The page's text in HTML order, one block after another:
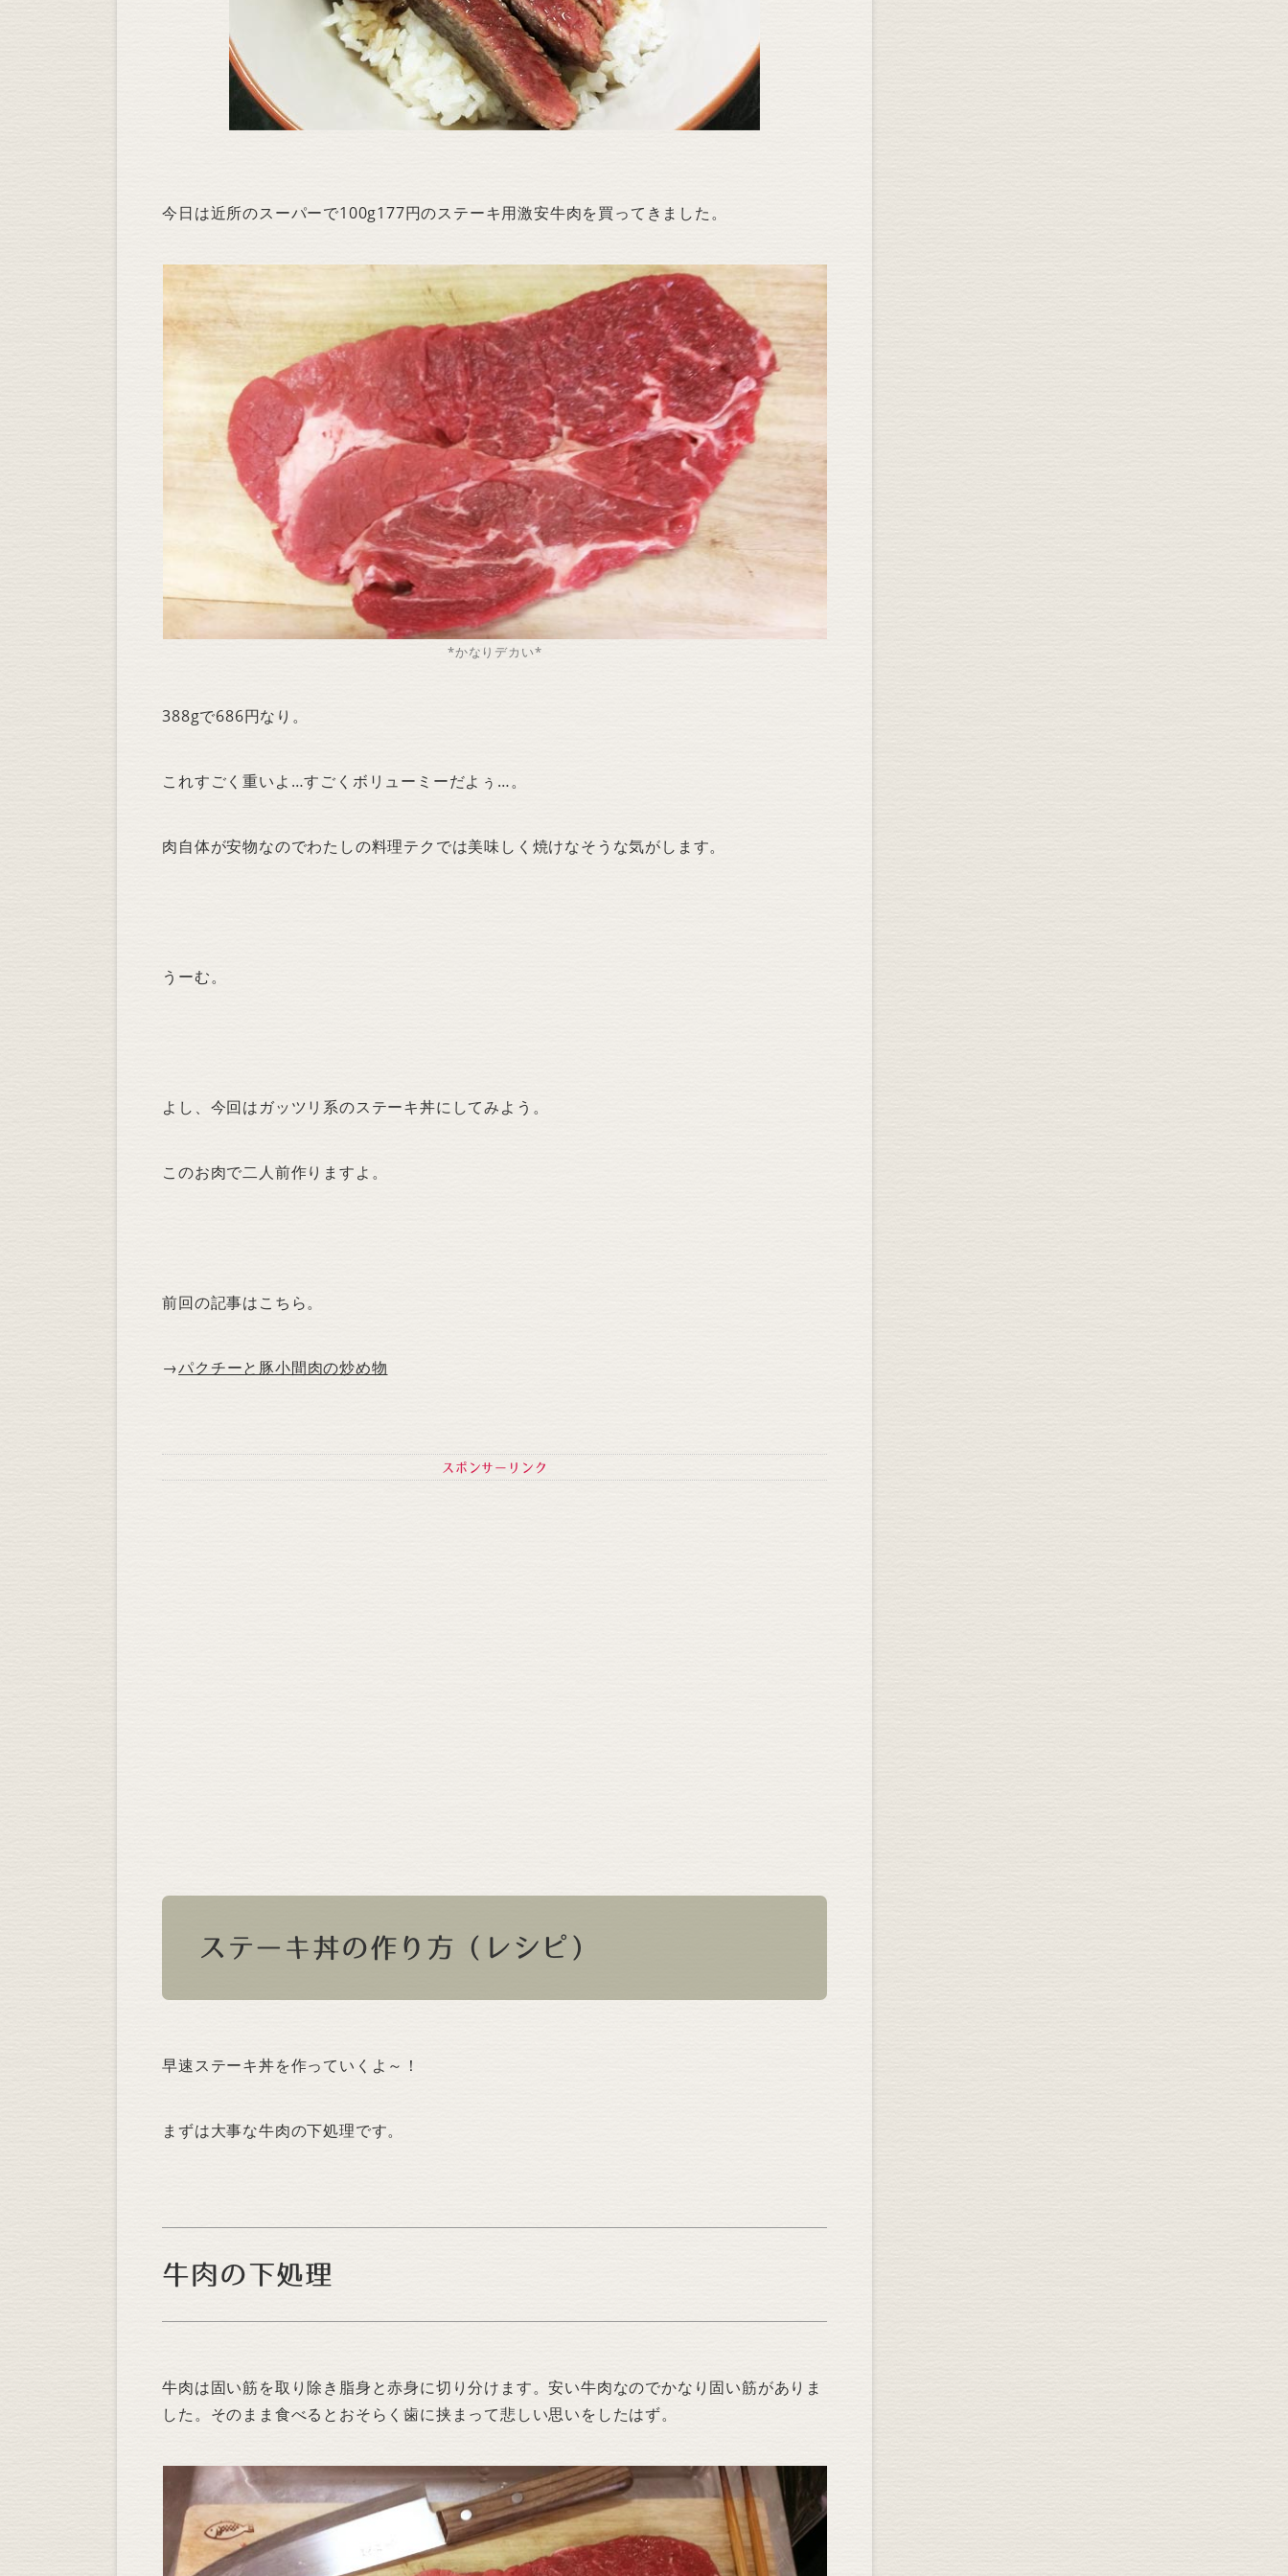
今日は近所のスーパーで100g177円のステーキ用激安牛肉を買ってきました。
*かなりデカい*
388gで686円なり。
これすごく重いよ…すごくボリューミーだよぅ…。
肉自体が安物なのでわたしの料理テクでは美味しく焼けなそうな気がします。
うーむ。
よし、今回はガッツリ系のステーキ丼にしてみよう。
このお肉で二人前作りますよ。
前回の記事はこちら。
→パクチーと豚小間肉の炒め物
スポンサーリンク
ステーキ丼の作り方（レシピ）
早速ステーキ丼を作っていくよ～！
まずは大事な牛肉の下処理です。
牛肉の下処理
牛肉は固い筋を取り除き脂身と赤身に切り分けます。安い牛肉なのでかなり固い筋がありま
した。そのまま食べるとおそらく歯に挟まって悲しい思いをしたはず。